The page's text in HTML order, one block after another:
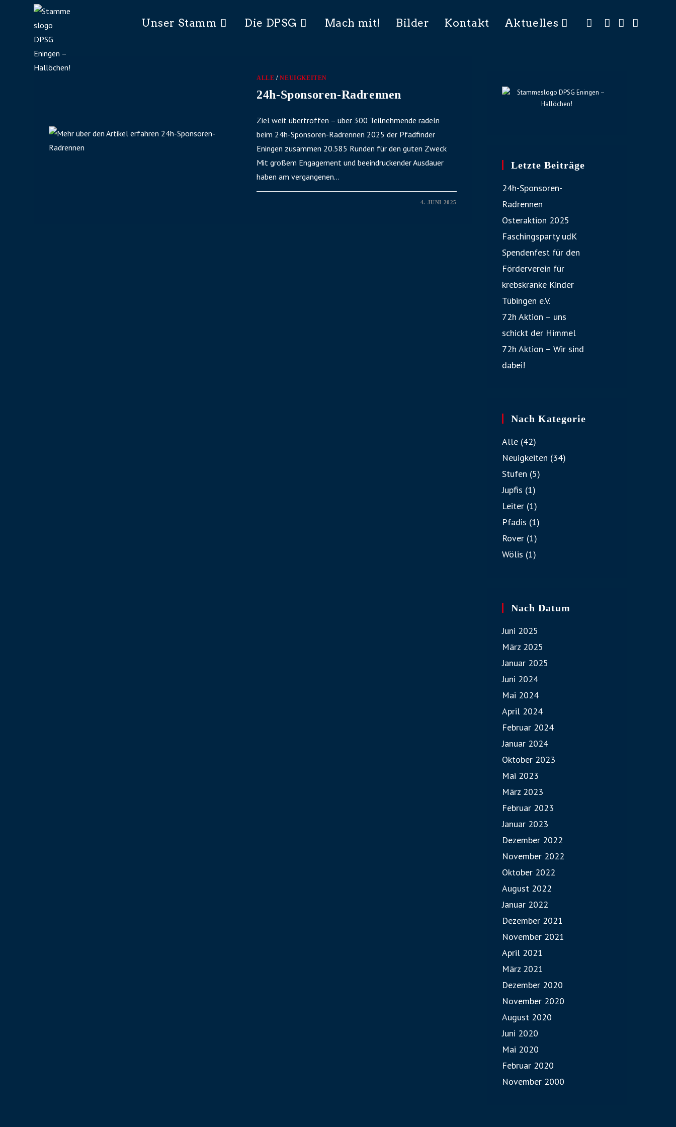
Unser Stamm Die DPSG Mach mit! Bilder Kontakt Aktuelles
ALLE /NEUIGKEITEN
24h-Sponsoren-Radrennen
Ziel weit übertroffen – über 300 Teilnehmende radeln
beim 24h-Sponsoren-Radrennen 2025 der Pfadfinder
Eningen zusammen 20.585 Runden für den guten Zweck
Mit großem Engagement und beeindruckender Ausdauer
haben am vergangenen…
4. JUNI 2025
Letzte Beiträge
24h-Sponsoren-
Radrennen
Osteraktion 2025
Faschingsparty udK
Spendenfest für den
Förderverein für
krebskranke Kinder
Tübingen e.V.
72h Aktion – uns
schickt der Himmel
72h Aktion – Wir sind
dabei!
Nach Kategorie
Alle (42)
Neuigkeiten (34)
Stufen (5)
Jupfis (1)
Leiter (1)
Pfadis (1)
Rover (1)
Wölis (1)
Nach Datum
Juni 2025
März 2025
Januar 2025
Juni 2024
Mai 2024
April 2024
Februar 2024
Januar 2024
Oktober 2023
Mai 2023
März 2023
Februar 2023
Januar 2023
Dezember 2022
November 2022
Oktober 2022
August 2022
Januar 2022
Dezember 2021
November 2021
April 2021
März 2021
Dezember 2020
November 2020
August 2020
Juni 2020
Mai 2020
Februar 2020
November 2000